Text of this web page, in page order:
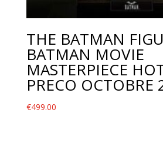
THE BATMAN
BATMAN MOVIE
MASTERPIECE
PRECO OCTOBRE
€499.00